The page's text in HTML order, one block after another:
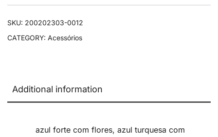
SKU: 200202303-0012
CATEGORY: Acessórios
Additional information
azul forte com flores, azul turquesa com